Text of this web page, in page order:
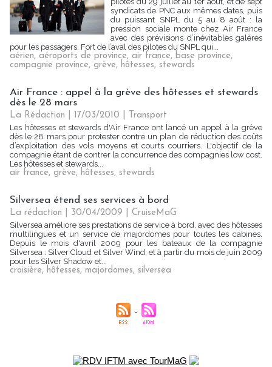
syndicats de PNC aux mêmes dates, puis
du puissant SNPL du 5 au 8 août : la
pression sociale monte chez Air France
avec des prévisions d’inévitables galères
pour les passagers. Fort de l’aval des pilotes du SNPL qui...
aérien, aéroports de province, air france, base province,
compagnie province, grève, hôtesses, stewards
Air France : appel à la grève des hôtesses et stewards
dès le 28 mars
La Rédaction | 17/03/2010
Transport
Les hôtesses et stewards d'Air France ont lancé un appel à la grève
dès le 28 mars pour protester contre un plan de réduction des coûts
d’exploitation des vols moyens et courts courriers. L'objectif de la
compagnie étant de contrer la concurrence des compagnies low cost.
Les hôtesses et stewards...
air france, grève, hôtesses, stewards
Silversea étend ses services à bord
La rédaction | 30/04/2009
CruiseMaG
Silversea améliore ses prestations de service à bord, avec des hôtesses
multilingues et un service de majordomes pour toutes les cabines.
Depuis le mois d'avril 2009 pour les bateaux de la compagnie
Silversea : Silver Cloud et Silver Wind, et à partir du mois de juin 2009
pour les Silver Shadow et...
croisière, hôtesses, majordomes, silversea